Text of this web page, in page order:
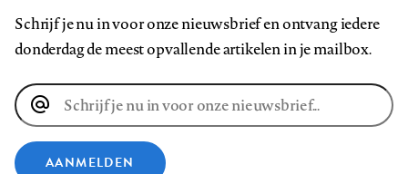
Schrijf je nu in voor onze nieuwsbrief en ontvang iedere
donderdag de meest opvallende artikelen in je mailbox.
E-
mailadres
AANMELDEN